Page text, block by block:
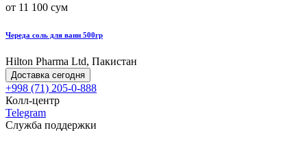
от 11 100 сум
Череда соль для ванн 500гр
Hilton Pharma Ltd, Пакистан
Доставка сегодня
+998 (71) 205-0-888
Колл-центр
Telegram
Служба поддержки